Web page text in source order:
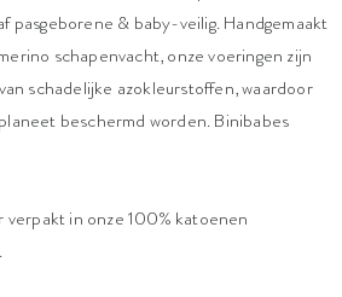
pasgeborene & baby-veilig. Handgemaakt
schapenvacht, onze voeringen zijn
schadelijke azokleurstoffen, waardoor
beschermd worden. Binibabes
verpakt in onze 100% katoenen